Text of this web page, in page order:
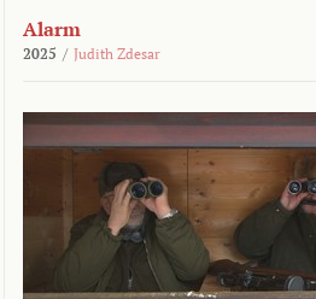
Alarm
2025 / Judith Zdesar